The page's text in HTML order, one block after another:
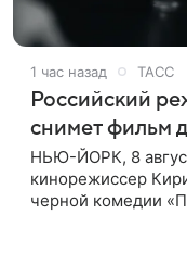
1 час назад ТАСС
Российский
снимет фильм
НЬЮ-ЙОРК, 8
кинорежиссер
черной комедии